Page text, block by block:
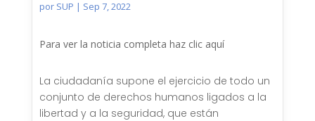
por SUP | Sep 7, 2022
Para ver la noticia completa haz clic aquí
La ciudadanía supone el ejercicio de todo un
conjunto de derechos humanos ligados a la
libertad y a la seguridad, que están